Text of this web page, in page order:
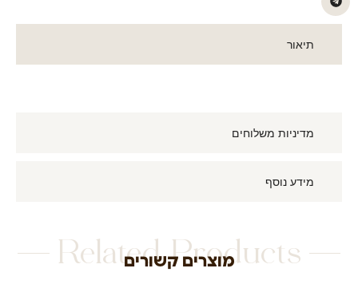
תיאור
מדיניות משלוחים
מידע נוסף
Related Products
מוצרים קשורים